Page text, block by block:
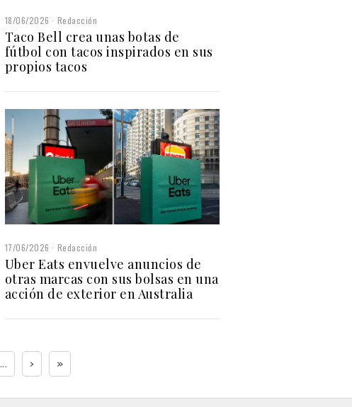
18/06/2026 Redacción
Taco Bell crea unas botas de
fútbol con tacos inspirados en sus
propios tacos
17/06/2026 Redacción
Uber Eats envuelve anuncios de
otras marcas con sus bolsas en una
acción de exterior en Australia
... › »